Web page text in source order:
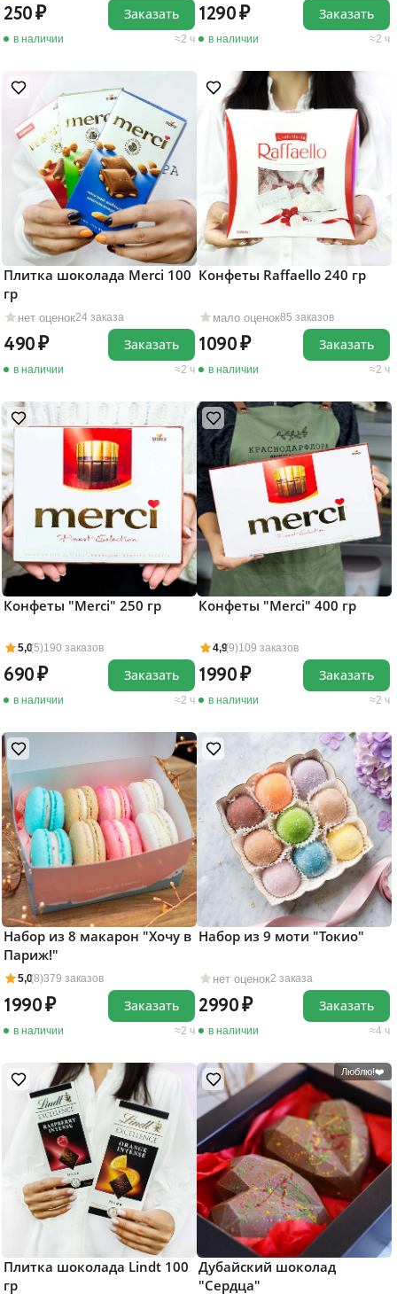
250
в наличии 2 ч
Заказать 1290
в наличии 2 ч
Заказать
нет оценок24 заказа
Плитка шоколада Merci 100
гр
490
в наличии 2 ч
Заказать
мало оценок85 заказов
Конфеты Raffaello 240 гр
1090
в наличии 2 ч
Заказать
5,0(5)190 заказов
Конфеты "Merci" 250 гр
690
в наличии 2 ч
Заказать
4,9(9)109 заказов
Конфеты "Merci" 400 гр
1990
в наличии 2 ч
Заказать
5,0(8)379 заказов
Набор из 8 макарон "Хочу в
Париж!"
1990
в наличии 2 ч
Заказать
нет оценок2 заказа
Набор из 9 моти "Токио"
2990
в наличии 4 ч
Заказать
Плитка шоколада Lindt 100
гр
Люблю!❤️
Дубайский шоколад
"Сердца"